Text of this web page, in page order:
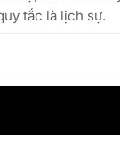
tắc là lịch sự.